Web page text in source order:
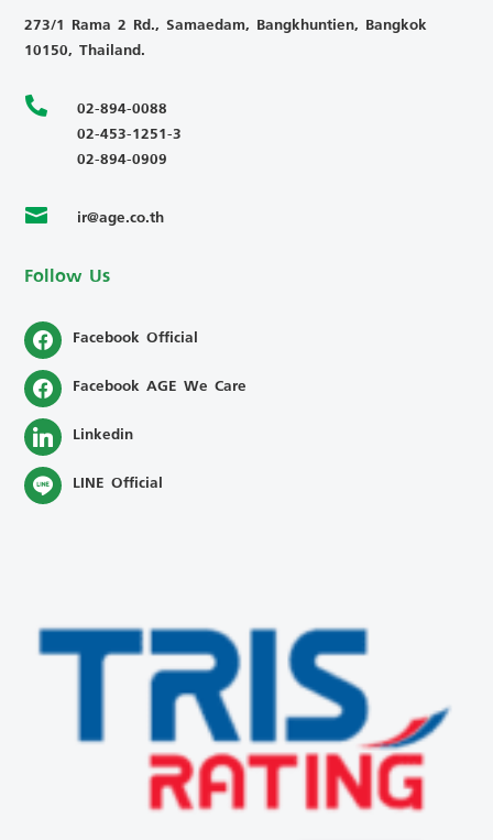
273/1 Rama 2 Rd., Samaedam, Bangkhuntien, Bangkok
10150, Thailand.

02-894-0088
02-453-1251-3
02-894-0909
 ir@age.co.th
Follow Us
Facebook Official
Facebook AGE We Care
Linkedin
LINE Official